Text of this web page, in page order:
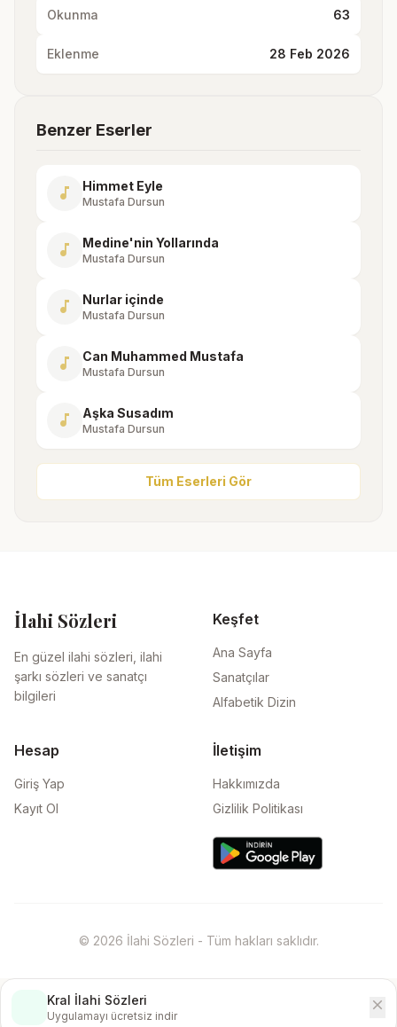
Okunma 63
Eklenme 28 Feb 2026
Benzer Eserler
music_note Himmet Eyle
Mustafa Dursun
music_note Medine'nin Yollarında
Mustafa Dursun
music_note Nurlar içinde
Mustafa Dursun
music_note Can Muhammed Mustafa
Mustafa Dursun
music_note Aşka Susadım
Mustafa Dursun
Tüm Eserleri Gör
İlahi Sözleri
En güzel ilahi sözleri, ilahi
şarkı sözleri ve sanatçı
bilgileri
Keşfet
Ana Sayfa
Sanatçılar
Alfabetik Dizin
Hesap
Giriş Yap
Kayıt Ol
İletişim
Hakkımızda
Gizlilik Politikası
© 2026 İlahi Sözleri - Tüm hakları saklıdır.
Kral İlahi Sözleri
Uygulamayı ücretsiz indir
close